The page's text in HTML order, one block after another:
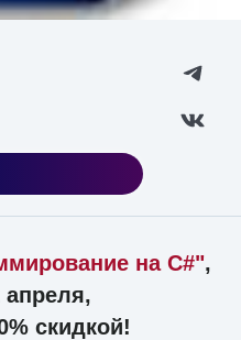
на C#",
апреля,
скидкой!